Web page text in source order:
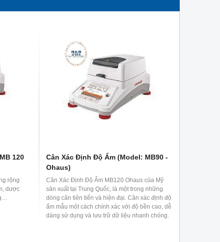
120
rộng
dược
Cân Xác Định Độ Ẩm (Model: MB90 -
Ohaus)
Cân Xác Định Độ Ẩm MB120 Ohaus của Mỹ
sản xuất tại Trung Quốc, là một trong những
dòng cân tiên tiến và hiện đại. Cân xác định độ
ẩm mẫu một cách chính xác với độ bền cao, dễ
dàng sử dụng và lưu trữ dữ liệu nhanh chóng.